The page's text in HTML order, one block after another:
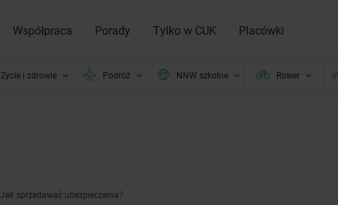
Współpraca Porady Tylko w CUK Placówki
Życie i zdrowie Podróż NNW szkolne Rower
Jak sprzedawać ubezpieczenia?